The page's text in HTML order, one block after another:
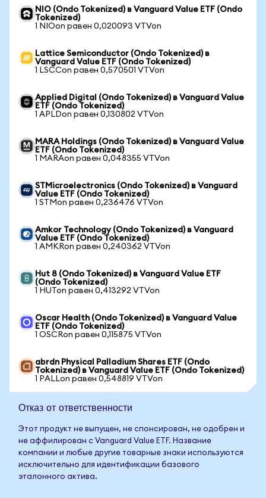
NIO (Ondo Tokenized) в Vanguard Value ETF (Ondo
Tokenized)
1 NIOon равен 0,020093 VTVon
Lattice Semiconductor (Ondo Tokenized) в
Vanguard Value ETF (Ondo Tokenized)
1 LSCCon равен 0,570501 VTVon
Applied Digital (Ondo Tokenized) в Vanguard Value
ETF (Ondo Tokenized)
1 APLDon равен 0,130802 VTVon
MARA Holdings (Ondo Tokenized) в Vanguard Value
ETF (Ondo Tokenized)
1 MARAon равен 0,048355 VTVon
STMicroelectronics (Ondo Tokenized) в Vanguard
Value ETF (Ondo Tokenized)
1 STMon равен 0,236476 VTVon
Amkor Technology (Ondo Tokenized) в Vanguard
Value ETF (Ondo Tokenized)
1 AMKRon равен 0,240362 VTVon
Hut 8 (Ondo Tokenized) в Vanguard Value ETF
(Ondo Tokenized)
1 HUTon равен 0,413292 VTVon
Oscar Health (Ondo Tokenized) в Vanguard Value
ETF (Ondo Tokenized)
1 OSCRon равен 0,115875 VTVon
abrdn Physical Palladium Shares ETF (Ondo
Tokenized) в Vanguard Value ETF (Ondo Tokenized)
1 PALLon равен 0,548819 VTVon
Отказ от ответственности
Этот продукт не выпущен, не спонсирован, не одобрен и
не аффилирован с Vanguard Value ETF. Название
компании и любые другие товарные знаки используются
исключительно для идентификации базового
эталонного актива.